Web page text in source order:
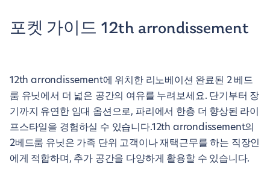
포켓 가이드 12th arrondissement
12th arrondissement에 위치한 리노베이션 완료된 2 베드
룸 유닛에서 더 넓은 공간의 여유를 누려보세요. 단기부터 장
기까지 유연한 임대 옵션으로, 파리에서 한층 더 향상된 라이
프스타일을 경험하실 수 있습니다.12th arrondissement의
2베드룸 유닛은 가족 단위 고객이나 재택근무를 하는 직장인
에게 적합하며, 추가 공간을 다양하게 활용할 수 있습니다.